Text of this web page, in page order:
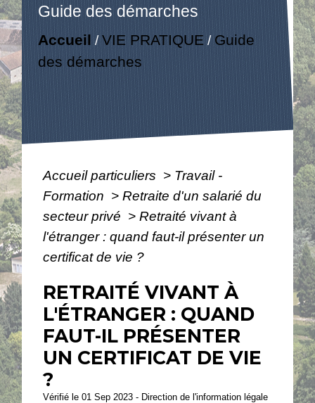
Guide des démarches
Accueil /VIE PRATIQUE / Guide
des démarches
Accueil particuliers > Travail -
Formation > Retraite d'un salarié du
secteur privé > Retraité vivant à
l'étranger : quand faut-il présenter un
certificat de vie ?
RETRAITÉ VIVANT À
L'ÉTRANGER : QUAND
FAUT-IL PRÉSENTER
UN CERTIFICAT DE VIE
?
Vérifié le 01 Sep 2023 - Direction de l'information légale